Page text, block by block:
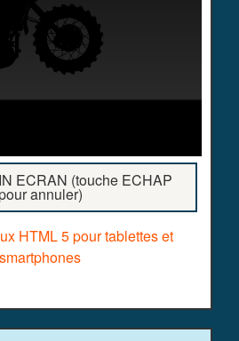
ECRAN (touche ECHAP
annuler)
HTML 5 pour tablettes et
smartphones